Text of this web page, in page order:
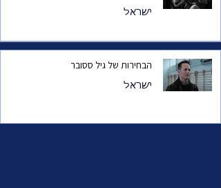
ישראל
הבחירות של גיל ססובר
ישראל